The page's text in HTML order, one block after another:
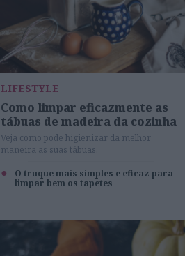
LIFESTYLE
Como limpar eficazmente as
tábuas de madeira da cozinha
Veja como pode higienizar da melhor
maneira as suas tábuas.
O truque mais simples e eficaz para
limpar bem os tapetes